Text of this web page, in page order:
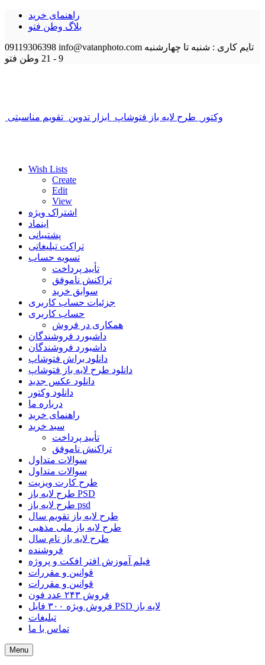
راهنمای خرید
بلاگ وطن فتو
09119306398 info@vatanphoto.com تایم کاری : شنبه تا چهارشنبه
9 - 21
وطن فتو
وکتور طرح لایه باز فتوشاپ ابزار تدوین تقویم مناسبتی
Wish Lists
Create
Edit
View
اشتراک ویژه
اینماد
پشتیبانی
تراکت تبلیغاتی
تسویه حساب
تأیید پرداخت
تراکنش ناموفق
سوابق خرید
جزئیات حساب کاربری
حساب کاربری
همکاری در فروش
داشبورد فروشندگان
داشبورد فروشندگان
دانلود براش فتوشاپ
دانلود طرح لایه باز فتوشاپ
دانلود عکس جدید
دانلود وکتور
درباره ما
راهنمای خرید
سبد خرید
تأیید پرداخت
تراکنش ناموفق
سوالات متداول
سوالات متداول
طرح کارت ویزیت
طرح لایه باز PSD
طرح لایه باز psd
طرح لایه باز تقویم سال
طرح لایه باز ملی مذهبی
طرح لایه باز نام سال
فروشنده
فیلم آموزش افتر افکت و پروژه
قوانین و مقررات
قوانین و مقررات
فروش ۲۴۳ عدد فون
فروش ویژه ۳۰۰ فایل PSD لایه باز
تبلیغات
تماس با ما
Menu